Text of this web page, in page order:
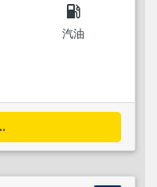
local_gas_station
汽油